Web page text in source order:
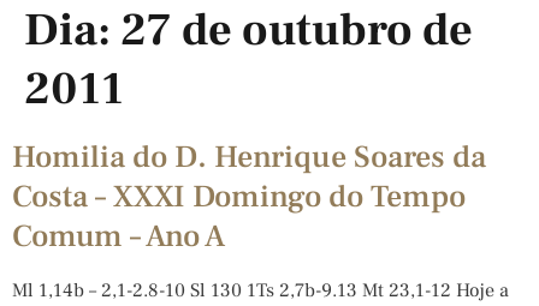
Dia: 27 de outubro de
2011
Homilia do D. Henrique Soares da
Costa – XXXI Domingo do Tempo
Comum – Ano A
Ml 1,14b – 2,1-2.8-10 Sl 130 1Ts 2,7b-9.13 Mt 23,1-12 Hoje a